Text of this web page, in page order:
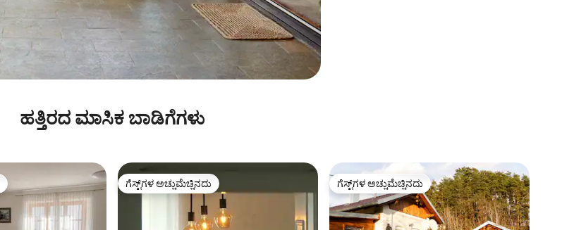
ಹತ್ತಿರದ ಮಾಸಿಕ ಬಾಡಿಗೆಗಳು
ಗೆಸ್ಟ್‌ಗಳ ಅಚ್ಚುಮೆಚ್ಚಿನದು
ಗೆಸ್ಟ್‌ಗಳ ಅಚ್ಚುಮೆಚ್ಚಿನದು ಗೆಸ್ಟ್‌ಗಳ ಅಚ್ಚುಮೆಚ್ಚಿನದು
ಗೆಸ್ಟ್‌ಗಳ ಅಚ್ಚುಮೆಚ್ಚಿನದು